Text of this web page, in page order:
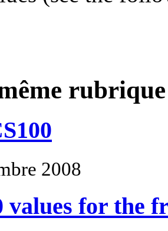
rubrique
2008
values for the